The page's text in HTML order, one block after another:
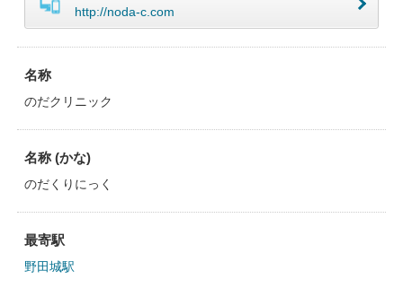
http://noda-c.com
名称
のだクリニック
名称 (かな)
のだくりにっく
最寄駅
野田城駅